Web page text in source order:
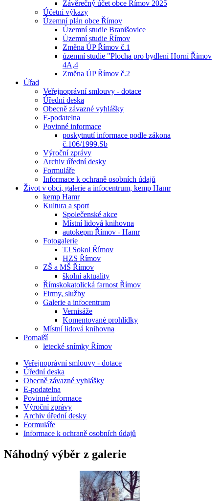
Závěrečný účet obce Římov 2025
Účetní výkazy
Územní plán obce Římov
Územní studie Branišovice
Územní studie Římov
Změna ÚP Římov č.1
územní studie "Plocha pro bydlení Horní Římov
4A,4
Změna ÚP Římov č.2
Úřad
Veřejnoprávní smlouvy - dotace
Úřední deska
Obecně závazné vyhlášky
E-podatelna
Povinné informace
poskytnutí informace podle zákona
č.106/1999.Sb
Výroční zprávy
Archiv úřední desky
Formuláře
Informace k ochraně osobních údajů
Život v obci, galerie a infocentrum, kemp Hamr
kemp Hamr
Kultura a sport
Společenské akce
Místní lidová knihovna
autokepm Římov - Hamr
Fotogalerie
TJ Sokol Římov
HZS Římov
ZŠ a MŠ Římov
školní aktuality
Římskokatolická farnost Římov
Firmy, služby
Galerie a infocentrum
Vernisáže
Komentované prohlídky
Místní lidová knihovna
Pomalší
letecké snímky Římov
Veřejnoprávní smlouvy - dotace
Úřední deska
Obecně závazné vyhlášky
E-podatelna
Povinné informace
Výroční zprávy
Archiv úřední desky
Formuláře
Informace k ochraně osobních údajů
Náhodný výběr z galerie